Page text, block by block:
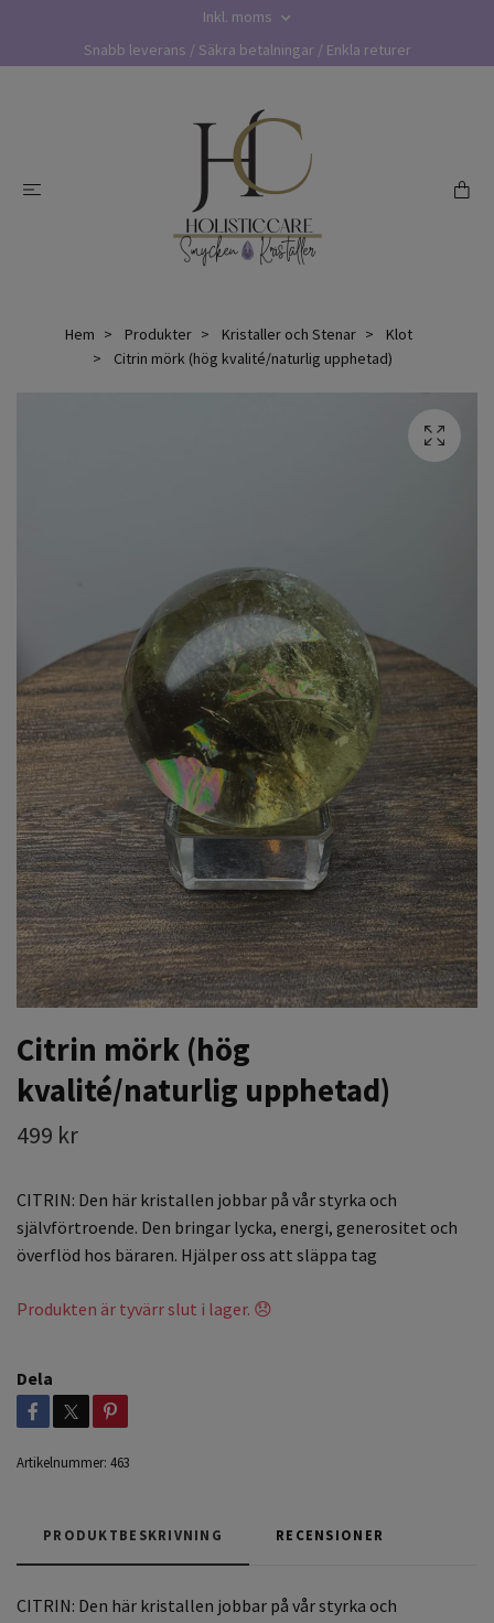
Inkl. moms
Snabb leverans / Säkra betalningar / Enkla returer
Hem Produkter Kristaller och Stenar
Klot
Citrin mörk (hög kvalité/naturlig upphetad)
Citrin mörk (hög
kvalité/naturlig upphetad)
499 kr
CITRIN: Den här kristallen jobbar på vår styrka och
självförtroende. Den bringar lycka, energi, generositet och
överflöd hos bäraren. Hjälper oss att släppa tag
Produkten är tyvärr slut i lager. 😞
Dela
Artikelnummer: 463
PRODUKTBESKRIVNING RECENSIONER
CITRIN: Den här kristallen jobbar på vår styrka och